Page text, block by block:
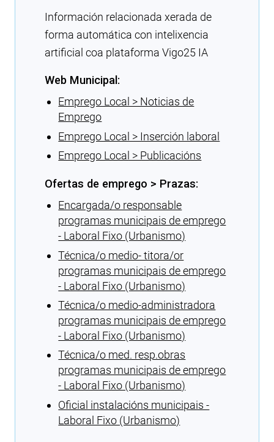
Información relacionada xerada de
forma automática con intelixencia
artificial coa plataforma Vigo25 IA
Web Municipal:
Emprego Local > Noticias de
Emprego
Emprego Local > Inserción laboral
Emprego Local > Publicacións
Ofertas de emprego > Prazas:
Encargada/o responsable
programas municipais de emprego
- Laboral Fixo (Urbanismo)
Técnica/o medio- titora/or
programas municipais de emprego
- Laboral Fixo (Urbanismo)
Técnica/o medio-administradora
programas municipais de emprego
- Laboral Fixo (Urbanismo)
Técnica/o med. resp.obras
programas municipais de emprego
- Laboral Fixo (Urbanismo)
Oficial instalacións municipais -
Laboral Fixo (Urbanismo)